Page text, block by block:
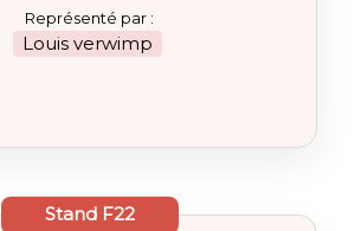
Représenté par :
Louis verwimp
StandF22